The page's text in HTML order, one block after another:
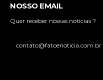
NOSSO EMAIL
Quer receber nossas noticias ?